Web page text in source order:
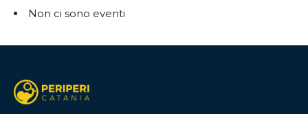
Non ci sono eventi